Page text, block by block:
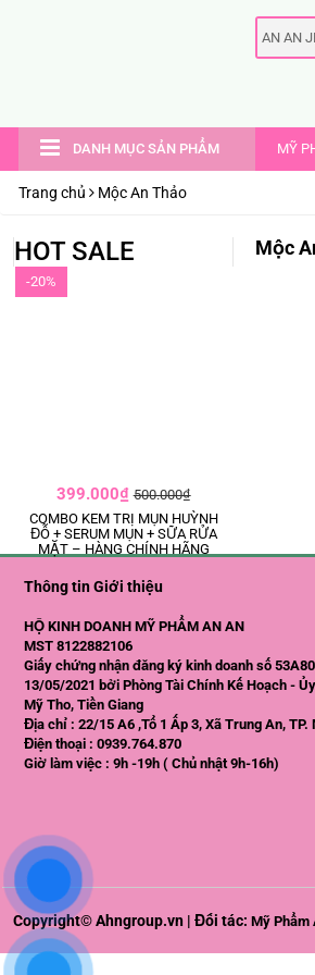
DANH MỤC SẢN PHẨM MỸ
Trang chủ Mộc An Thảo
HOT SALE
-20%
399.000₫500.000₫
COMBO KEM TRỊ MỤN HUỲNH
ĐỖ + SERUM MỤN + SỮA RỬA
MẶT – HÀNG CHÍNH HÃNG
Mộc
Thông tin Giới thiệu
HỘ KINH DOANH MỸ PHẨM AN AN
MST 8122882106
Giấy chứng nhận đăng ký kinh doanh số
13/05/2021 bởi Phòng Tài Chính Kế Hoạch -
Mỹ Tho, Tiền Giang
Địa chỉ : 22/15 A6 ,Tổ 1 Ấp 3, Xã Trung An, TP.
Điện thoại : 0939.764.870
Giờ làm việc : 9h -19h ( Chủ nhật 9h-16h)
Copyright© Ahngroup.vn | Đối tác: Mỹ Phẩm